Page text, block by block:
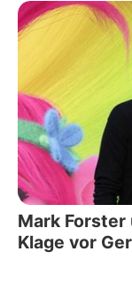
Mark
Klage vor